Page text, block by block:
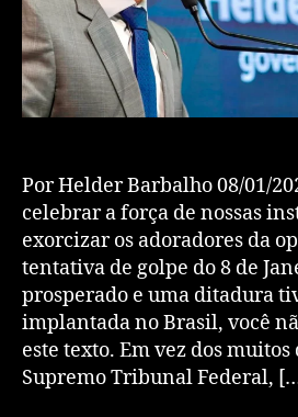
Por Helder Barbalho 08/01/
celebrar a força de nossas
exorcizar os adoradores da
tentativa de golpe do 8 de
prosperado e uma ditadura
implantada no Brasil, você
este texto. Em vez dos
Supremo Tribunal Federal,